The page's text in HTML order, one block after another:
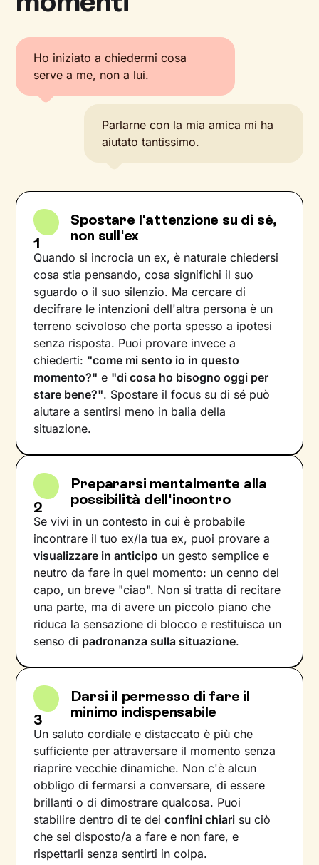
Ho iniziato a chiedermi cosa
serve a me, non a lui.
Parlarne con la mia amica mi ha
aiutato tantissimo.
1
Spostare l'attenzione su di sé,
non sull'ex
Quando si incrocia un ex, è naturale chiedersi
cosa stia pensando, cosa significhi il suo
sguardo o il suo silenzio. Ma cercare di
decifrare le intenzioni dell'altra persona è un
terreno scivoloso che porta spesso a ipotesi
senza risposta. Puoi provare invece a
chiederti: "come mi sento io in questo
momento?" e "di cosa ho bisogno oggi per
stare bene?". Spostare il focus su di sé può
aiutare a sentirsi meno in balia della
situazione.
2
Prepararsi mentalmente alla
possibilità dell'incontro
Se vivi in un contesto in cui è probabile
incontrare il tuo ex/la tua ex, puoi provare a
visualizzare in anticipo un gesto semplice e
neutro da fare in quel momento: un cenno del
capo, un breve "ciao". Non si tratta di recitare
una parte, ma di avere un piccolo piano che
riduca la sensazione di blocco e restituisca un
senso di padronanza sulla situazione.
3
Darsi il permesso di fare il
minimo indispensabile
Un saluto cordiale e distaccato è più che
sufficiente per attraversare il momento senza
riaprire vecchie dinamiche. Non c'è alcun
obbligo di fermarsi a conversare, di essere
brillanti o di dimostrare qualcosa. Puoi
stabilire dentro di te deiconfini chiari su ciò
che sei disposto/a a fare e non fare, e
rispettarli senza sentirti in colpa.